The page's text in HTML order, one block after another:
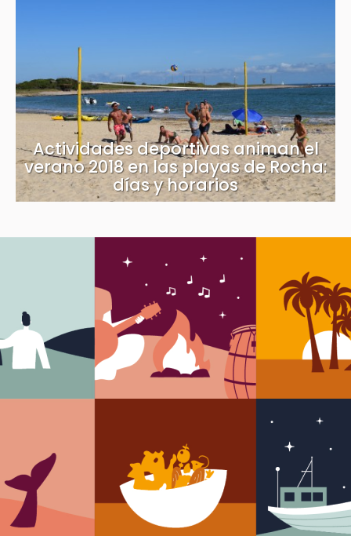
Actividades deportivas animan el
verano 2018 en las playas de Rocha:
días y horarios